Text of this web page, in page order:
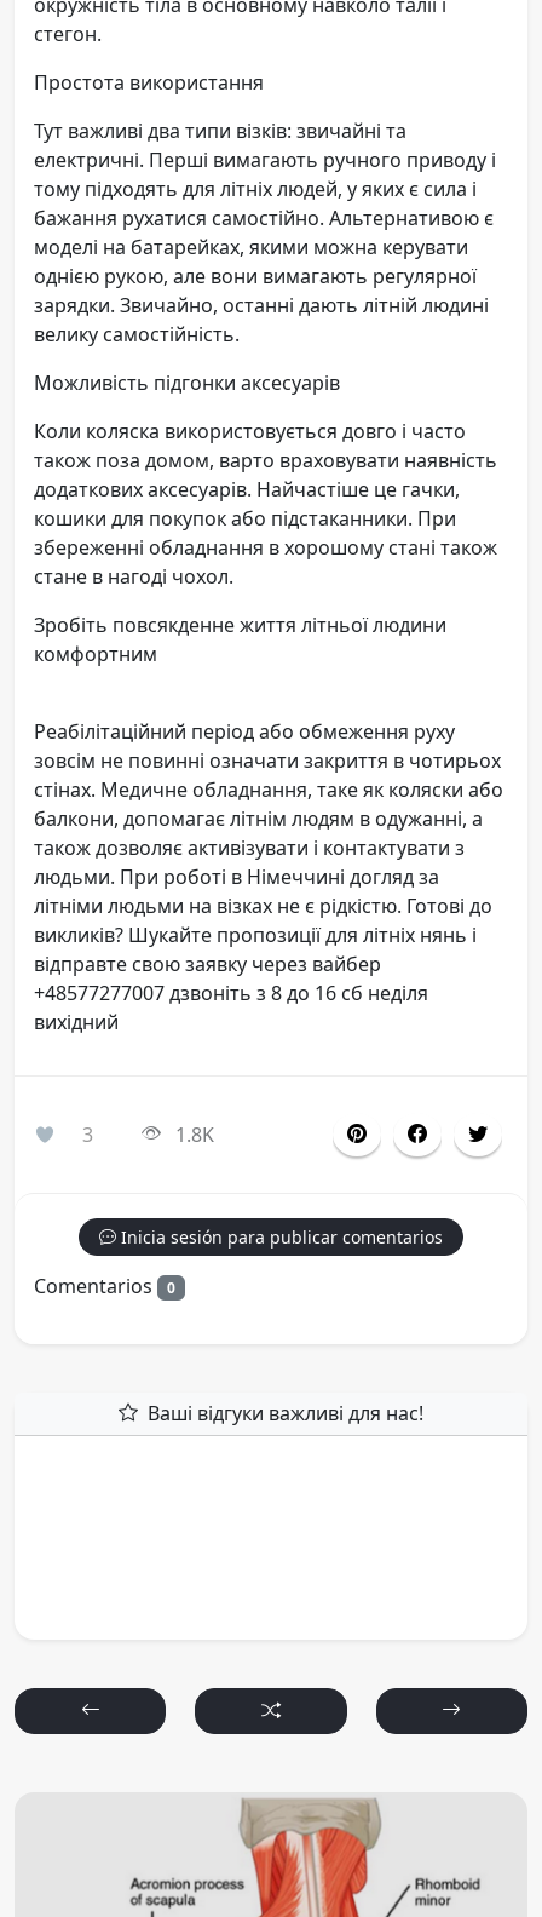
стегон.
Простота використання
Тут важливі два типи візків: звичайні та
електричні. Перші вимагають ручного приводу і
тому підходять для літніх людей, у яких є сила і
бажання рухатися самостійно. Альтернативою є
моделі на батарейках, якими можна керувати
однією рукою, але вони вимагають регулярної
зарядки. Звичайно, останні дають літній людині
велику самостійність.
Можливість підгонки аксесуарів
Коли коляска використовується довго і часто
також поза домом, варто враховувати наявність
додаткових аксесуарів. Найчастіше це гачки,
кошики для покупок або підстаканники. При
збереженні обладнання в хорошому стані також
стане в нагоді чохол.
Зробіть повсякденне життя літньої людини
комфортним
Реабілітаційний період або обмеження руху
зовсім не повинні означати закриття в чотирьох
стінах. Медичне обладнання, таке як коляски або
балкони, допомагає літнім людям в одужанні, а
також дозволяє активізувати і контактувати з
людьми. При роботі в Німеччині догляд за
літніми людьми на візках не є рідкістю. Готові до
викликів? Шукайте пропозиції для літніх нянь і
відправте свою заявку через вайбер
+48577277007 дзвоніть з 8 до 16 сб неділя
вихідний
3 1.8K
Inicia sesión para publicar comentarios
Comentarios 0
Ваші відгуки важливі для нас!